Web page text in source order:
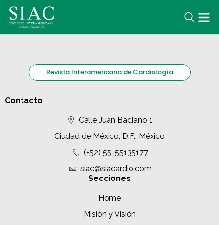
Revista Interamericana de Cardiología
Contacto
Calle Juan Badiano 1
Ciudad de México, D.F., México
(+52) 55-55135177
siac@siacardio.com
Secciones
Home
Misión y Visión